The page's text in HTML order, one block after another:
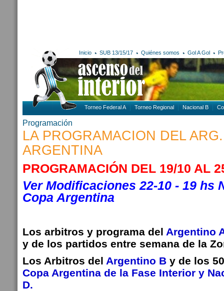
Inicio SUB 13/15/17 Quiénes somos Gol A Gol
Torneo Federal A Torneo Regional Nacional B
Programación
LA PROGRAMACION DEL
ARGENTINA
PROGRAMACIÓN DEL 19/10 AL
Ver Modificaciones 22-10 - 19 hs
Copa Argentina
Los arbitros y programa del Argentino
y de los partidos entre semana de la
Los Arbitros del Argentino B y de los
Copa Argentina de la Fase Interior y
D.